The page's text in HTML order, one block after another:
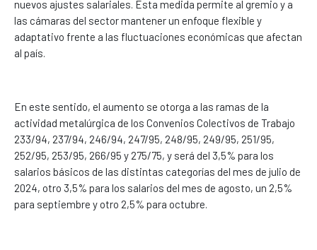
nuevos ajustes salariales. Esta medida permite al gremio y a
las cámaras del sector mantener un enfoque flexible y
adaptativo frente a las fluctuaciones económicas que afectan
al país.
En este sentido, el aumento se otorga a las ramas de la
actividad metalúrgica de los Convenios Colectivos de Trabajo
233/94, 237/94, 246/94, 247/95, 248/95, 249/95, 251/95,
252/95, 253/95, 266/95 y 275/75, y será del 3,5% para los
salarios básicos de las distintas categorías del mes de julio de
2024, otro 3,5% para los salarios del mes de agosto, un 2,5%
para septiembre y otro 2,5% para octubre.